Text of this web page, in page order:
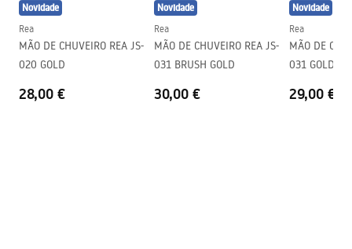
Novidade
Rea
MÃO DE CHUVEIRO REA JS-
020 GOLD
28,00 €
Novidade
Rea
MÃO DE CHUVEIRO REA JS-
031 BRUSH GOLD
30,00 €
Novidade
Rea
MÃO DE
031 GOLD
29,00 €